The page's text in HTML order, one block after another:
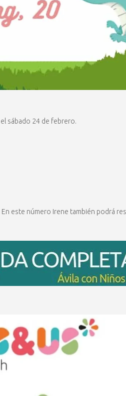
sábado 24 de febrero.
En este número Irene también podrá